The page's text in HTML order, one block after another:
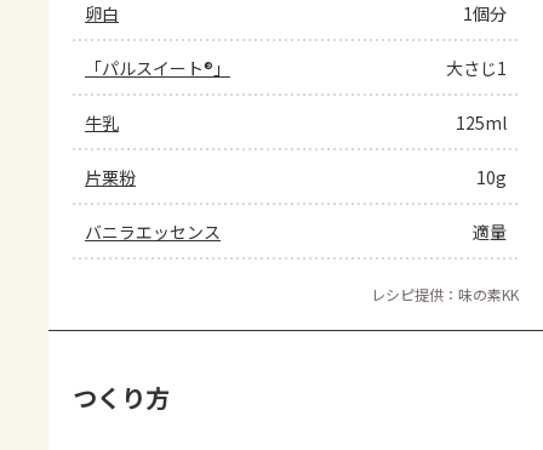
卵白 1個分
「パルスイート®」 大さじ1
牛乳 125ml
片栗粉 10g
バニラエッセンス 適量
レシピ提供：味の素KK
つくり方